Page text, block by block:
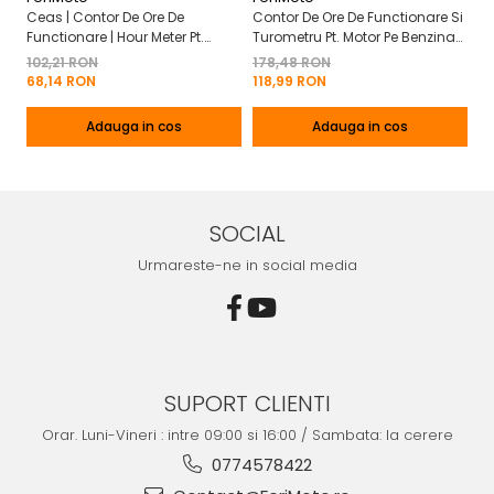
Ceas | Contor De Ore De
Functionare | Hour Meter Pt.
Motor Pe Benzina 2T | 4T
102,21 RON
68,14 RON
Adauga in cos
Contor De Ore De Functionare Si
Turometru Pt. Motor Pe Benzina
2T | 4T Cu Capac De Baterie
178,48 RON
118,99 RON
Adauga in cos
SOCIAL
Urmareste-ne in social media
SUPORT CLIENTI
Orar. Luni-Vineri : intre 09:00 si 16:00 / Sambata: la cerere
0774578422